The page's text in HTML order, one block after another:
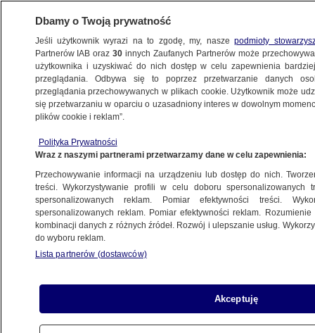
POLSKA
przed Pomnikiem Bohaterów Getta.
W synagodze zapalili świece
19.04.2023, 12:39Aktualizacja:19.04.2023, 20:48
Udostępnij
Dbamy o Twoją prywatność
Jeśli użytkownik wyrazi na to zgodę, my, naszepodmioty
Partnerów IAB oraz30 innych Zaufanych Partnerów może
użytkownika i uzyskiwać do nich dostęp w celu zapewnienia
przeglądania. Odbywa się to poprzez przetwarzanie danych
przeglądania przechowywanych w plikach cookie. Użytkownik może
się przetwarzaniu w oparciu o uzasadniony interes w dowolnym
plików cookie i reklam”.
Polityka Prywatności
Wraz z naszymi partnerami przetwarzamy dane w celu zapewnienia:
Przechowywanie informacji na urządzeniu lub dostęp do nich.
treści. Wykorzystywanie profili w celu doboru spersonalizowanych
spersonalizowanych reklam. Pomiar efektywności treści.
spersonalizowanych reklam. Pomiar efektywności reklam.
kombinacji danych z różnych źródeł. Rozwój i ulepszanie usług.
do wyboru reklam.
Lista partnerów (dostawców)
Akceptuję